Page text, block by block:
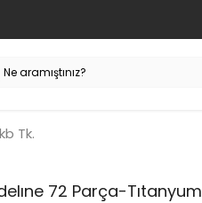
Tk.
72 Parça-Tıtanyum